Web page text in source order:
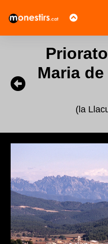
Maria
(la